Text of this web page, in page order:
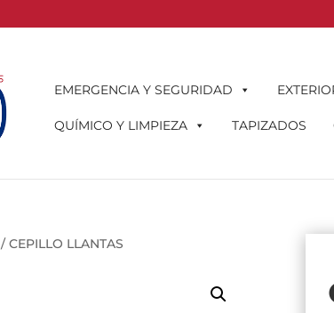
EMERGENCIA Y SEGURIDAD
QUÍMICO Y LIMPIEZA TAPIZADOS
/ CEPILLO LLANTAS